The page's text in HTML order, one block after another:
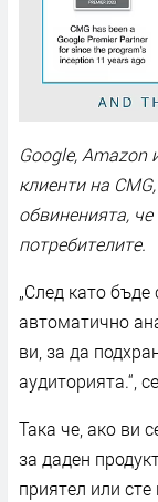
Google, Amazon
клиенти на
обвиненията,
потребителите.
„След като бъде
автоматично
ви, за да
аудиторията.“,
Така че, ако ви
за даден
приятел или